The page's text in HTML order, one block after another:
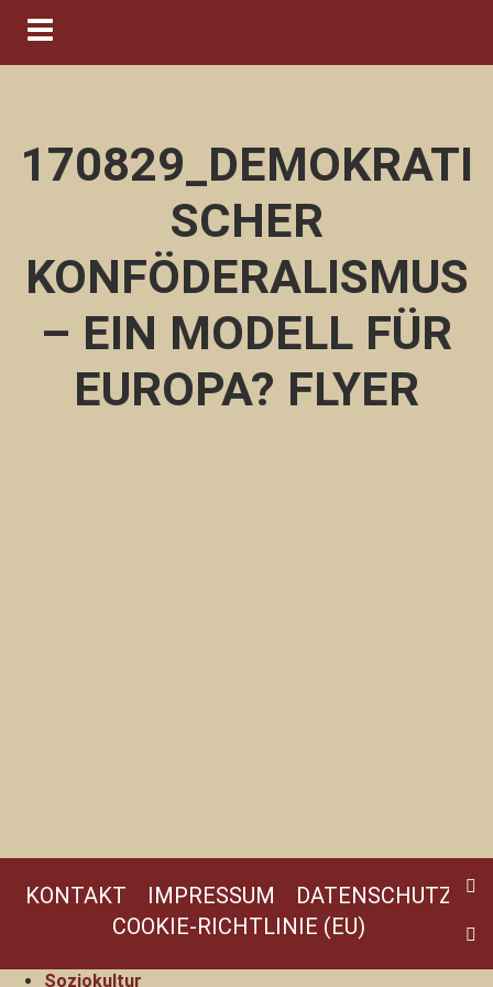
Navigation ein-/ausblenden
170829_DEMOKRATI
SCHER
KONFÖDERALISMUS
– EIN MODELL FÜR
EUROPA? FLYER
KONTAKT IMPRESSUM
DATENSCHUTZ
COOKIE-RICHTLINIE (EU)
Soziokultur